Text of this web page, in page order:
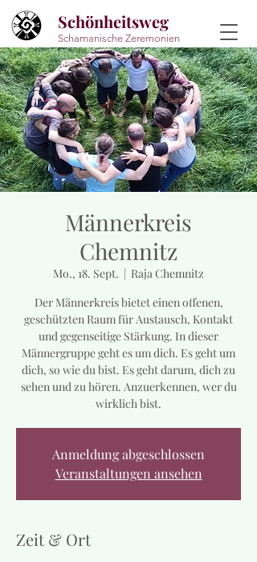
Schönheitsweg
Schamanische Zeremonien
Männerkreis
Chemnitz
Mo., 18. Sept.
  |
Raja Chemnitz
Der Männerkreis bietet einen offenen,
geschützten Raum für Austausch, Kontakt
und gegenseitige Stärkung. In dieser
Männergruppe geht es um dich. Es geht um
dich, so wie du bist. Es geht darum, dich zu
sehen und zu hören. Anzuerkennen, wer du
wirklich bist.
Anmeldung abgeschlossen
Veranstaltungen ansehen
Zeit & Ort